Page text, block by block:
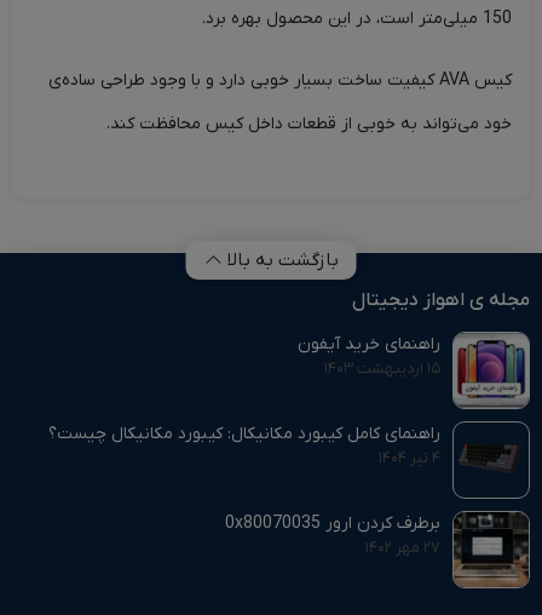
150 میلی‌متر است، در این محصول بهره برد.
کیس AVAکیفیت ساخت بسیار خوبی دارد و با وجود طراحی ساده‌ی
خود می‌تواند به خوبی از قطعات داخل کیس محافظت کند.
بازگشت به بالا
مجله ی اهواز دیجیتال
راهنمای خرید آیفون
۱۵ اردیبهشت ۱۴۰۳
راهنمای کامل کیبورد مکانیکال: کیبورد مکانیکال چیست؟
۴ تیر ۱۴۰۴
برطرف کردن ارور 0x80070035
۲۷ مهر ۱۴۰۲